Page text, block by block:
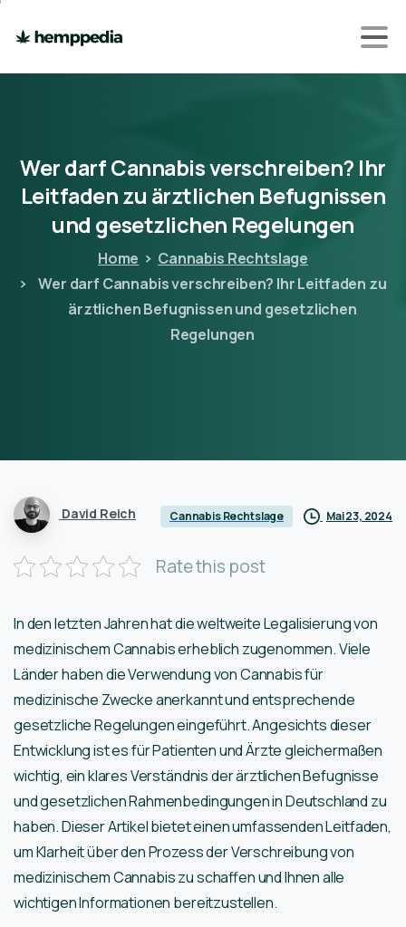
WerdarfCannabisverschreiben? Ihr
Leitfadenzu ärztlichen Befugnissen
und gesetzlichen Regelungen
Home
Cannabis Rechtslage
Wer darf Cannabis verschreiben? Ihr Leitfaden zu
ärztlichen Befugnissen und gesetzlichen
Regelungen
David Reich Cannabis Rechtslage Mai 23, 2024
Rate this post
In den letzten Jahren hat die weltweite Legalisierung von
medizinischem Cannabis erheblich zugenommen. Viele
Länder haben die Verwendung von Cannabis für
medizinische Zwecke anerkannt und entsprechende
gesetzliche Regelungen eingeführt. Angesichts dieser
Entwicklung ist es für Patienten und Ärzte gleichermaßen
wichtig, ein klares Verständnis der ärztlichen Befugnisse
und gesetzlichen Rahmenbedingungen in Deutschland zu
haben. Dieser Artikel bietet einen umfassenden Leitfaden,
um Klarheit über den Prozess der Verschreibung von
medizinischem Cannabis zu schaffen und Ihnen alle
wichtigen Informationen bereitzustellen.